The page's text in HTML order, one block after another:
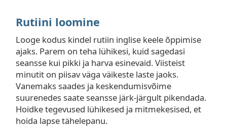
Rutiini loomine
Looge kodus kindel rutiin inglise keele õppimise
ajaks. Parem on teha lühikesi, kuid sagedasi
seansse kui pikki ja harva esinevaid. Viisteist
minutit on piisav väga väikeste laste jaoks.
Vanemaks saades ja keskendumisvõime
suurenedes saate seansse järk-järgult pikendada.
Hoidke tegevused lühikesed ja mitmekesised, et
hoida lapse tähelepanu.